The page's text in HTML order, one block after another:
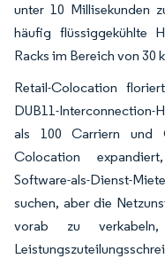
unter 10 Millisekunden
häufig flüssiggekühlte
Racks im Bereich von 30
Retail-Colocation
DUB11-
als 100 Carriern und
Colocation
Software-als-Dienst-
suchen, aber die
vorab zu